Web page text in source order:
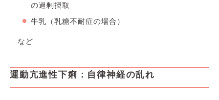
の過剰摂取
牛乳（乳糖不耐症の場合）
など
運動亢進性下痢：自律神経の乱れ